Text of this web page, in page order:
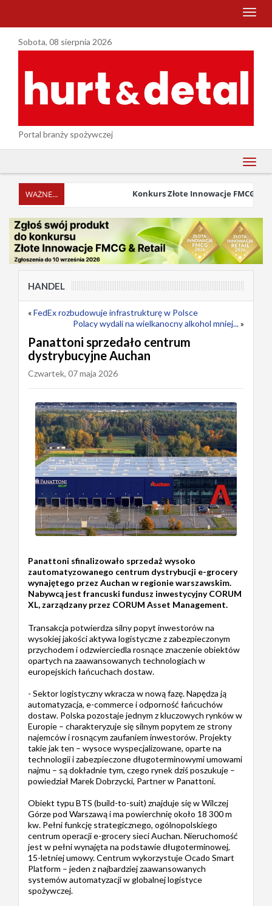
menu
Sobota, 08 sierpnia 2026
Portal branży spożywczej
menu
Konkurs Złote Innowacje FMCG &
HANDEL
«FedEx rozbudowuje infrastrukturę w Polsce
Polacy wydali na wielkanocny alkohol mniej...»
Panattoni sprzedało centrum
dystrybucyjne Auchan
Czwartek, 07 maja 2026
Panattoni sfinalizowało sprzedaż wysoko
zautomatyzowanego centrum dystrybucji e-grocery
wynajętego przez Auchan w regionie warszawskim.
Nabywcą jest francuski fundusz inwestycyjny CORUM
XL, zarządzany przez CORUM Asset Management.
Transakcja potwierdza silny popyt inwestorów na
wysokiej jakości aktywa logistyczne z zabezpieczonym
przychodem i odzwierciedla rosnące znaczenie obiektów
opartych na zaawansowanych technologiach w
europejskich łańcuchach dostaw.
- Sektor logistyczny wkracza w nową fazę. Napędza ją
automatyzacja, e-commerce i odporność łańcuchów
dostaw. Polska pozostaje jednym z kluczowych rynków w
Europie – charakteryzuje się silnym popytem ze strony
najemców i rosnącym zaufaniem inwestorów. Projekty
takie jak ten – wysoce wyspecjalizowane, oparte na
technologii i zabezpieczone długoterminowymi umowami
najmu – są dokładnie tym, czego rynek dziś poszukuje –
powiedział Marek Dobrzycki, Partner w Panattoni.
Obiekt typu BTS (build-to-suit) znajduje się w Wilczej
Górze pod Warszawą i ma powierchnię około 18 300 m
kw. Pełni funkcję strategicznego, ogólnopolskiego
centrum operacji e-grocery sieci Auchan. Nieruchomość
jest w pełni wynajęta na podstawie długoterminowej,
15-letniej umowy. Centrum wykorzystuje Ocado Smart
Platform – jeden z najbardziej zaawansowanych
systemów automatyzacji w globalnej logistyce
spożywczej.